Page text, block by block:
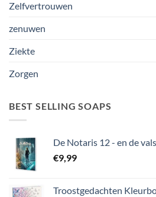
Zelfvertrouwen
zenuwen
Ziekte
Zorgen
BEST SELLING SOAPS
De Notaris 12 - en de
€9,99
Troostgedachten